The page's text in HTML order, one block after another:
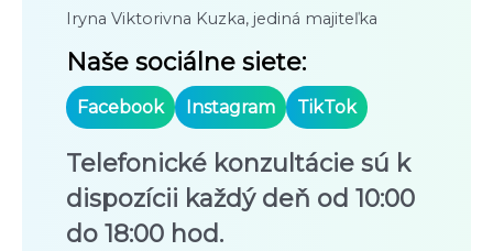
Iryna Viktorivna Kuzka, jediná majiteľka
Naše sociálne siete:
Facebook Instagram TikTok
Telefonické konzultácie sú k
dispozícii každý deň od 10:00
do 18:00 hod.